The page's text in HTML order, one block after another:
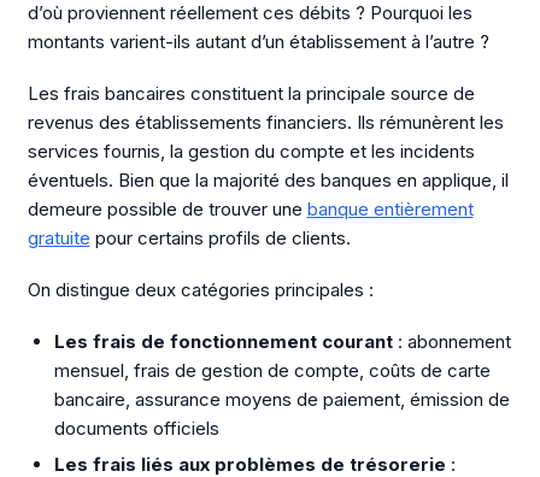
d’où proviennent réellement ces débits ? Pourquoi les
montants varient-ils autant d’un établissement à l’autre ?
Les frais bancaires constituent la principale source de
revenus des établissements financiers. Ils rémunèrent les
services fournis, la gestion du compte et les incidents
éventuels. Bien que la majorité des banques en applique, il
demeure possible de trouver une banque entièrement
gratuite pour certains profils de clients.
On distingue deux catégories principales :
Les frais de fonctionnement courant : abonnement
mensuel, frais de gestion de compte, coûts de carte
bancaire, assurance moyens de paiement, émission de
documents officiels
Les frais liés aux problèmes de trésorerie :